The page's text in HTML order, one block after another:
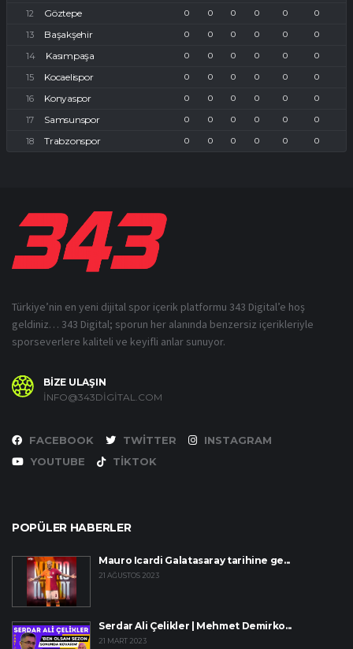
Göztepe 0 0 0 0 0 0
Başakşehir 0 0 0 0 0 0
Kasımpaşa 0 0 0 0 0 0
Kocaelispor 0 0 0 0 0 0
Konyaspor 0 0 0 0 0 0
Samsunspor 0 0 0 0 0 0
Trabzonspor 0 0 0 0 0 0
Türkiye’nin en yeni dijital spor içerik platformu 343 Digital’e hoş
geldiniz… 343 Digital; sporun her alanında benzersiz içerikleriyle
sporseverlere kaliteli ve keyifli anlar sunuyor.
BİZE ULAŞIN
INFO@343DIGITAL.COM
FACEBOOK TWITTER
INSTAGRAM
YOUTUBE
TIKTOK
POPÜLER HABERLER
Mauro Icardi Galatasaray tarihine ge...
21 AĞUSTOS 2023
Serdar Ali Çelikler | Mehmet Demirko...
21 MART 2023